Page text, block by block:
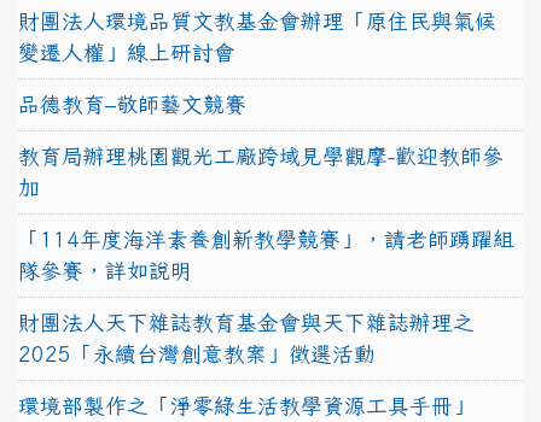
財團法人環境品質文教基金會辦理「原住民與氣候
變遷人權」線上研討會
品德教育–敬師藝文競賽
教育局辦理桃園觀光工廠跨域見學觀摩-歡迎教師參
加
「114年度海洋素養創新教學競賽」，請老師踴躍組
隊參賽，詳如說明
財團法人天下雜誌教育基金會與天下雜誌辦理之
2025「永續台灣創意教案」徵選活動
環境部製作之「淨零綠生活教學資源工具手冊」